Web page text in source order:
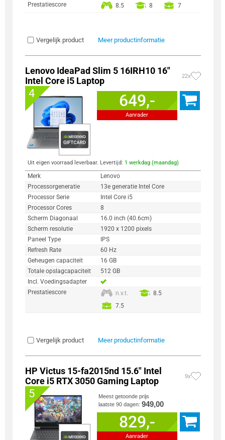
Prestatiescore
8.5 8 7
Vergelijk product Meer productinformatie
Lenovo IdeaPad Slim 5 16IRH10 16"
Intel Core i5 Laptop
22x
4 649,-
Aanrader
Uit eigen voorraad leverbaar. Levertijd: 1 werkdag (maandag)
Merk
Lenovo
Processorgeneratie
13e generatie Intel Core
Processor Serie
Intel Core i5
Processor Cores
8
Scherm Diagonaal
16.0 inch (40.6cm)
Scherm resolutie
1920 x 1200 pixels
Paneel Type
IPS
Refresh Rate
60 Hz
Geheugen capaciteit
16 GB
Totale opslagcapaciteit
512 GB
Incl. Voedingsadapter
Prestatiescore
n.v.t.
8.5
7.5
Vergelijk product Meer productinformatie
HP Victus 15-fa2015nd 15.6" Intel
Core i5 RTX 3050 Gaming Laptop
9x
5
Meest getoonde prijs
laatste 90 dagen: 949,00
829,-
Aanrader